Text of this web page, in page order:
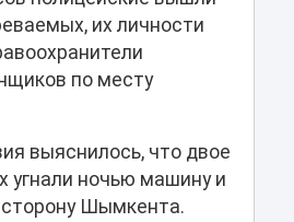
их личности
по месту
выяснилось, что двое
угнали ночью машину и
сторону Шымкента.